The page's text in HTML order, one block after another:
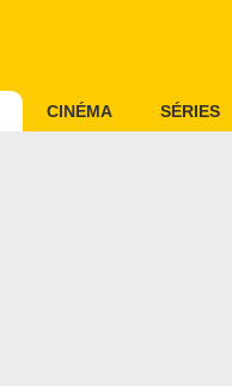
CINÉMA SÉRIES